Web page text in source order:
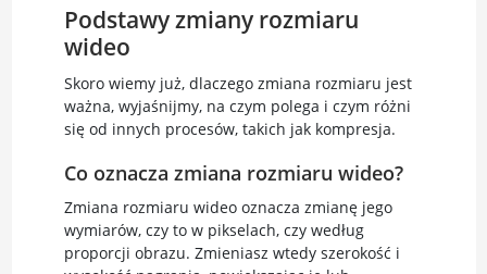
Podstawy zmiany rozmiaru
wideo
Skoro wiemy już, dlaczego zmiana rozmiaru jest
ważna, wyjaśnijmy, na czym polega i czym różni
się od innych procesów, takich jak kompresja.
Co oznacza zmiana rozmiaru wideo?
Zmiana rozmiaru wideo oznacza zmianę jego
wymiarów, czy to w pikselach, czy według
proporcji obrazu. Zmieniasz wtedy szerokość i